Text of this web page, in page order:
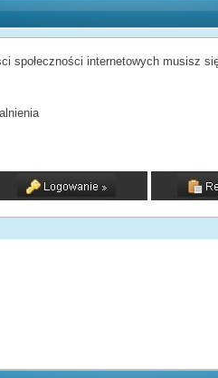
społeczności internetowych musisz